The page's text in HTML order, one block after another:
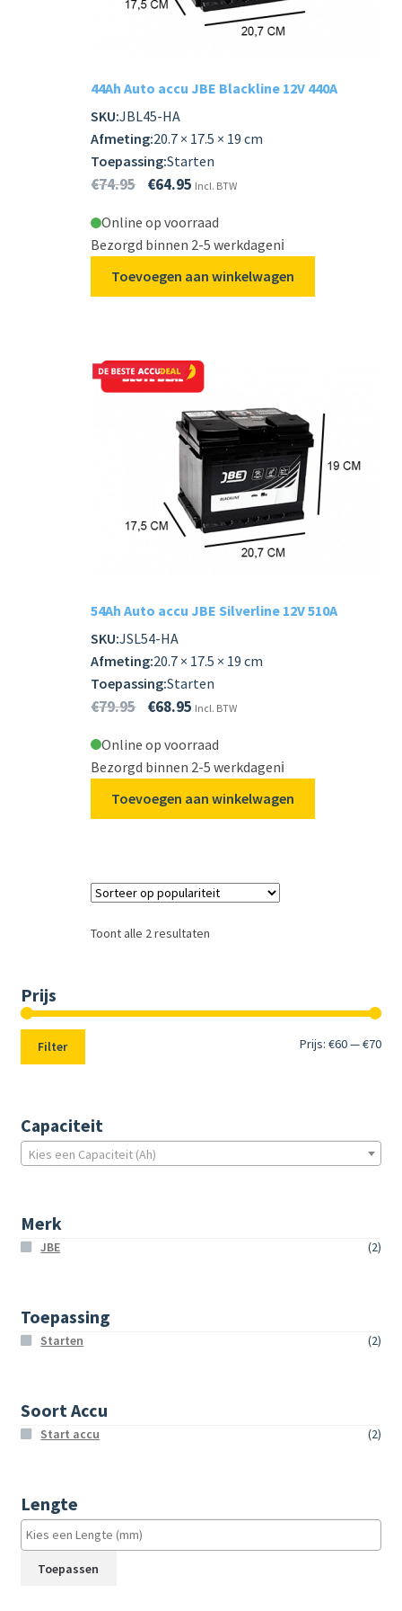
44Ah Auto accu JBE Blackline 12V 440A
SKU:JBL45-HA
Afmeting:20.7 × 17.5 × 19 cm
Toepassing:Starten
€74.95 €64.95 Incl. BTW
Online op voorraad
Bezorgd binnen 2-5 werkdagenℹ️
Toevoegen aan winkelwagen
54Ah Auto accu JBE Silverline 12V 510A
SKU:JSL54-HA
Afmeting:20.7 × 17.5 × 19 cm
Toepassing:Starten
€79.95 €68.95 Incl. BTW
Online op voorraad
Bezorgd binnen 2-5 werkdagenℹ️
Toevoegen aan winkelwagen
Toont alle 2 resultaten
Prijs
Min.
Filter Prijs:€60—€70
Capaciteit
Kies een Capaciteit (Ah)
Merk
JBE (2)
Toepassing
Starten (2)
Soort Accu
Start accu (2)
Lengte
Toepassen